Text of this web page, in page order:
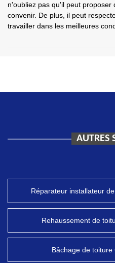
n'oubliez pas qu'il peut
convenir. De plus, il peut
travailler dans les meilleures
AUTRES
Réparateur installateur
Rehaussement de
Bâchage de